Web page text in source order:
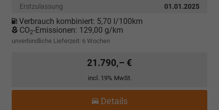
Erstzulassung
01.01.2025
Verbrauch kombiniert: 5,70 l/100km
CO2-Emissionen: 129,00 g/km
unverbindliche Lieferzeit: 6 Wochen
21.790,– €
incl. 19% MwSt.
Details